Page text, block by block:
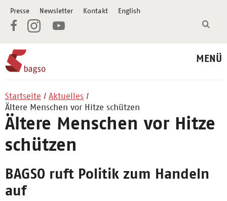
Presse Newsletter Kontakt English
MENÜ
Startseite
Aktuelles
Ältere Menschen vor Hitze schützen
Ältere Menschen vor Hitze
schützen
BAGSO ruft Politik zum Handeln
auf